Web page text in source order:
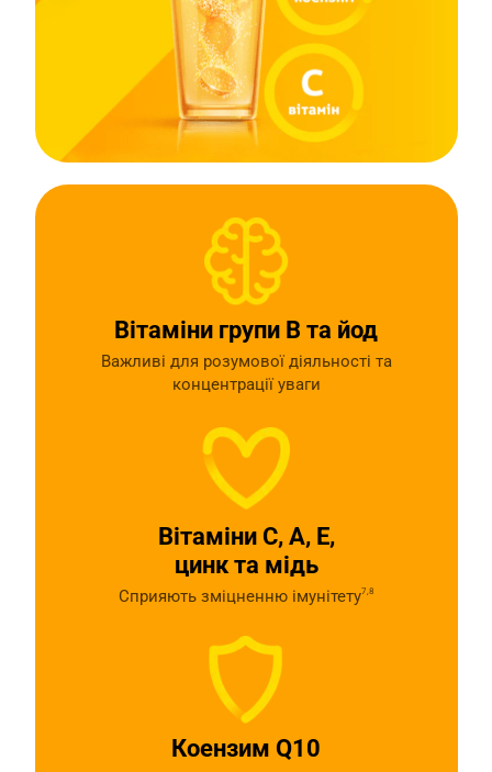
Вітаміни групи В та йод
Важливі для розумової діяльності та
концентрації уваги
Вітаміни С, А, Е,
цинк та мідь
Сприяють зміцненню імунітету7,8
Коензим Q10